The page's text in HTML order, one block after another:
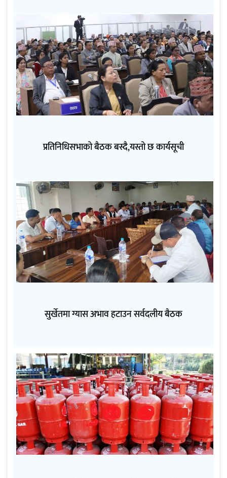
प्रतिनिधिसभाको बैठक बस्दै,यस्तो छ कार्यसूची
सुर्खेतमा ग्यास अभाव हटाउन सर्वदलीय बैठक